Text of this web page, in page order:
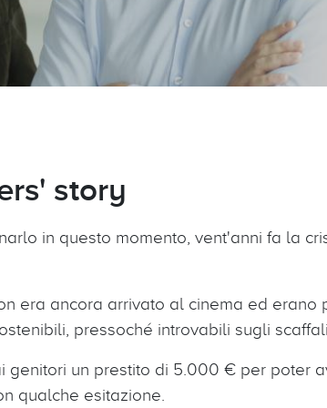
story
in questo momento, vent'anni fa la
era ancora arrivato al cinema ed
pressoché introvabili sugli
genitori un prestito di 5.000 € per poter
qualche esitazione.